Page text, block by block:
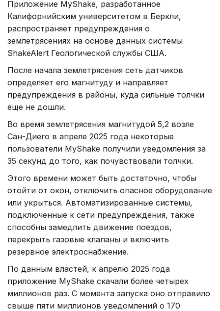
Приложение MyShake, разработанное
Калифорнийским университетом в Беркли,
распространяет предупреждения о
землетрясениях на основе данных системы
ShakeAlert Геологической службы США.
После начала землетрясения сеть датчиков
определяет его магнитуду и направляет
предупреждения в районы, куда сильные толчки
еще не дошли.
Во время землетрясения магнитудой 5,2 возле
Сан-Диего в апреле 2025 года некоторые
пользователи MyShake получили уведомления за
35 секунд до того, как почувствовали толчки.
Этого времени может быть достаточно, чтобы
отойти от окон, отключить опасное оборудование
или укрыться. Автоматизированные системы,
подключенные к сети предупреждения, также
способны замедлить движение поездов,
перекрыть газовые клапаны и включить
резервное электроснабжение.
По данным властей, к апрелю 2025 года
приложение MyShake скачали более четырех
миллионов раз. С момента запуска оно отправило
свыше пяти миллионов уведомлений о 170